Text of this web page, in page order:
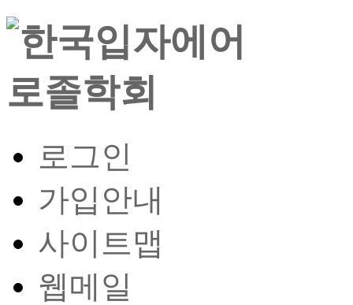
로그인
가입안내
사이트맵
웹메일